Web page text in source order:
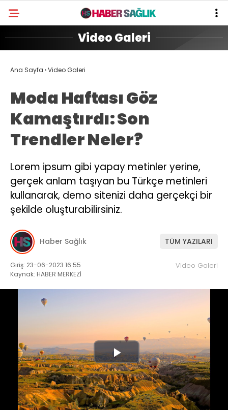
Video Galeri
Ana Sayfa ›Video Galeri
Moda Haftası Göz
Kamaştırdı: Son
Trendler Neler?
Lorem ipsum gibi yapay metinler yerine,
gerçek anlam taşıyan bu Türkçe metinleri
kullanarak, demo sitenizi daha gerçekçi bir
şekilde oluşturabilirsiniz.
Haber Sağlık TÜM YAZILARI
Giriş: 23-06-2023 16:55
Kaynak: HABER MERKEZİ
Video Galeri
Play
Video